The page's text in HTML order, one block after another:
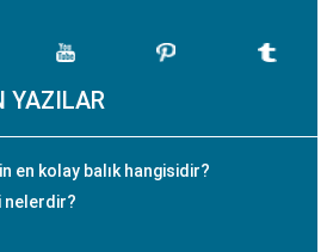
YAZILAR
en kolay balık hangisidir?
nelerdir?